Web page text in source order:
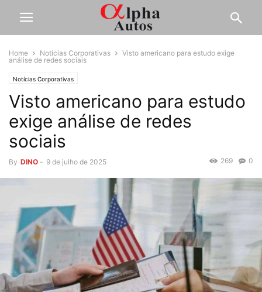
Home Notícias Corporativas
Visto americano para estudo exige
análise de redes sociais
Notícias Corporativas
Visto americano para estudo
exige análise de redes
sociais
By DINO - 9 de julho de 2025 0
269